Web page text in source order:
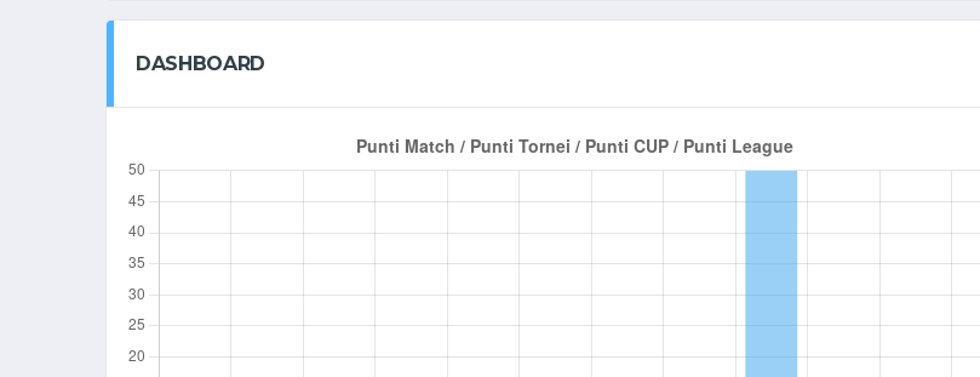
DASHBOARD